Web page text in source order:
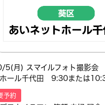
5(月) スマイルフォト撮影会
ホール千代田 9:30または
予約